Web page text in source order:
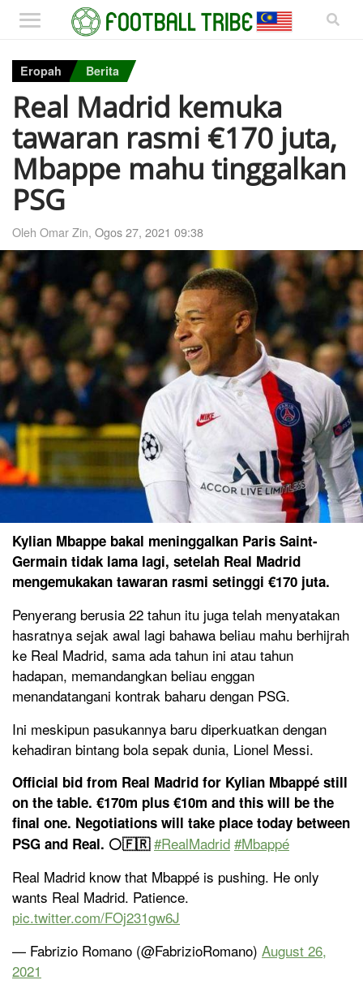
Eropah Berita
Real Madrid kemuka
tawaran rasmi €170 juta,
Mbappe mahu tinggalkan
PSG
Oleh Omar Zin, Ogos 27, 2021 09:38
Kylian Mbappe bakal meninggalkan Paris Saint-
Germain tidak lama lagi, setelah Real Madrid
mengemukakan tawaran rasmi setinggi €170 juta.
Penyerang berusia 22 tahun itu juga telah menyatakan
hasratnya sejak awal lagi bahawa beliau mahu berhijrah
ke Real Madrid, sama ada tahun ini atau tahun
hadapan, memandangkan beliau enggan
menandatangani kontrak baharu dengan PSG.
Ini meskipun pasukannya baru diperkuatkan dengan
kehadiran bintang bola sepak dunia, Lionel Messi.
Official bid from Real Madrid for Kylian Mbappé still
on the table. €170m plus €10m and this will be the
final one. Negotiations will take place today between
PSG and Real. ⚪️🇫🇷#RealMadrid #Mbappé
Real Madrid know that Mbappé is pushing. He only
wants Real Madrid. Patience.
pic.twitter.com/FOj231gw6J
— Fabrizio Romano (@FabrizioRomano) August 26,
2021